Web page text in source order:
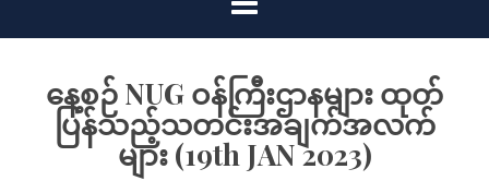
နေ့စဉ် NUG ဝန်ကြီးဌာနများ ထုတ်
ပြန်သည့်သတင်းအချက်အလက်
များ (19th JAN 2023)